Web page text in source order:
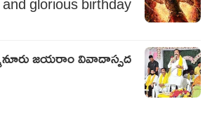
జయరాం వివాదాస్పద